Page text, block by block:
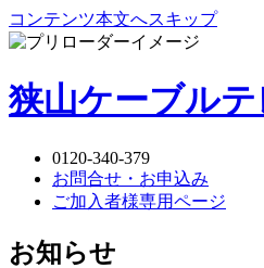
コンテンツ本文へスキップ
狭山ケーブル
0120-340-379
お問合せ・お申込み
ご加入者様専用ページ
お知らせ